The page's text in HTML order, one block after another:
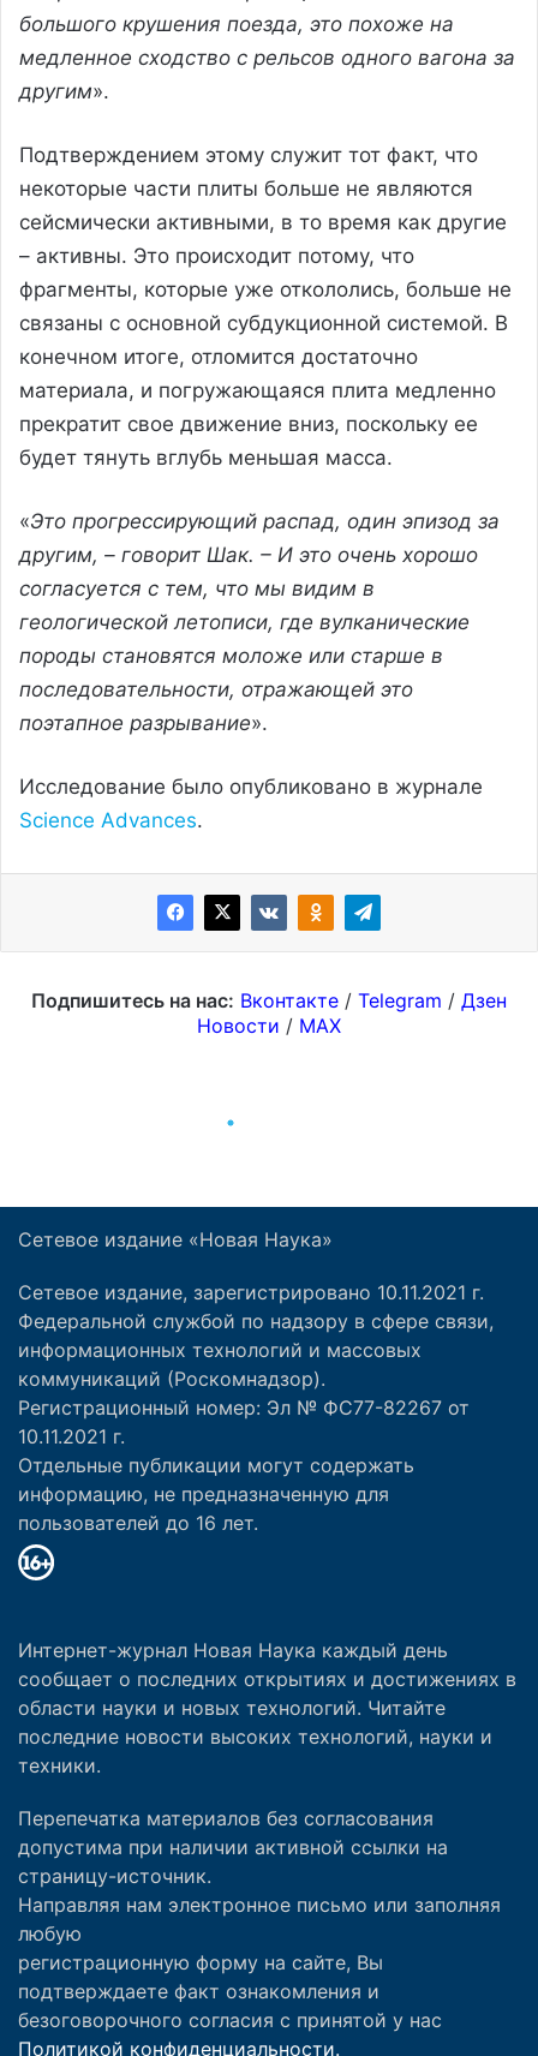
Сетевое издание «Новая Наука»
Сетевое издание, зарегистрировано 10.11.2021 г.
Федеральной службой по надзору в сфере связи,
информационных технологий и массовых
коммуникаций (Роскомнадзор).
Регистрационный номер: Эл № ФС77-82267 от
10.11.2021 г.
Отдельные публикации могут содержать
информацию, не предназначенную для
пользователей до 16 лет.
Интернет-журнал Новая Наука каждый день
сообщает о последних открытиях и достижениях в
области науки и новых технологий. Читайте
последние новости высоких технологий, науки и
техники.
Перепечатка материалов без согласования
допустима при наличии активной ссылки на
страницу-источник.
Направляя нам электронное письмо или заполняя
любую
регистрационную форму на сайте, Вы
подтверждаете факт ознакомления и
безоговорочного согласия с принятой у нас
Политикой конфиденциальности.